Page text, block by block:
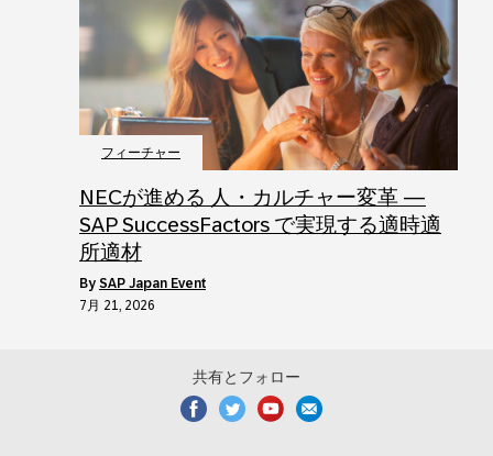
フィーチャー
NECが進める 人・カルチャー変革 ―
SAP SuccessFactors で実現する適時適
所適材
by SAP Japan Event
7月 21, 2026
共有とフォロー